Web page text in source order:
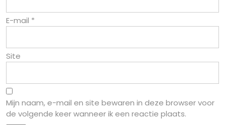
E-mail *
Site
Mijn naam, e-mail en site bewaren in deze browser voor
de volgende keer wanneer ik een reactie plaats.